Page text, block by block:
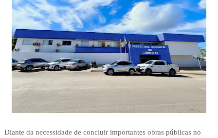
Diante da necessidade de concluir importantes obras públicas no